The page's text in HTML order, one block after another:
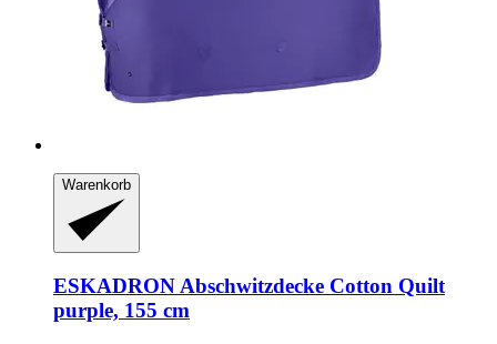
Warenkorb
ESKADRON Abschwitzdecke Cotton Quilt
purple, 155 cm